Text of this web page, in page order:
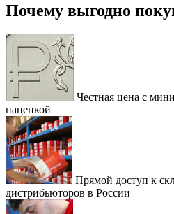
Почему выгодно
Честная цена с
наценкой
Прямой доступ к
дистрибьюторов в России